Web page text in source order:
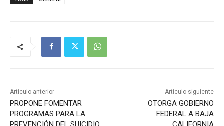
Artículo anterior
PROPONE FOMENTAR
PROGRAMAS PARA LA
PREVENCIÓN DEL SUICIDIO
Artículo siguiente
OTORGA GOBIERNO
FEDERAL A BAJA
CALIFORNIA